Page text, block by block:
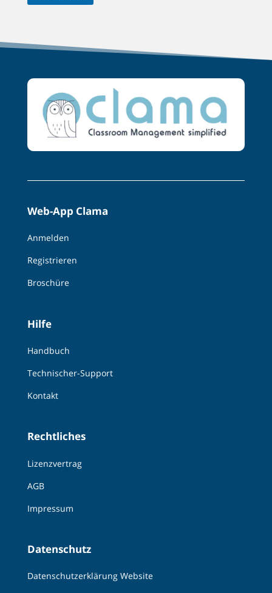
Web-App Clama
Anmelden
Registrieren
Broschüre
Hilfe
Handbuch
Technischer-Support
Kontakt
Rechtliches
Lizenzvertrag
AGB
Impressum
Datenschutz
Datenschutzerklärung Website